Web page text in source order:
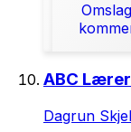
Omslag
ABC
Dagrun